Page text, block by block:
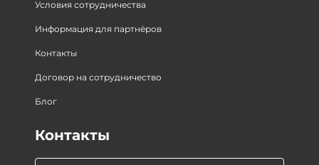
Условия сотрудничества
Информация для партнёров
Контакты
Договор на сотрудничество
Блог
Контакты